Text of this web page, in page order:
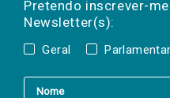
Pretendo inscrever-
Newsletter(s):
Geral Parlamentar